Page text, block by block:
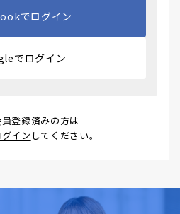
でログイン
でログイン
登録済みの方は
イン してください。